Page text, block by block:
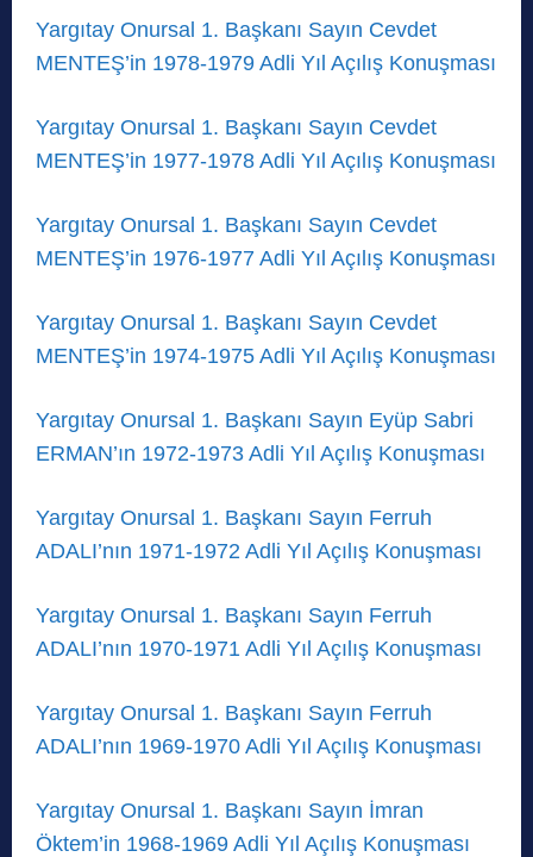
Yargıtay Onursal 1. Başkanı Sayın Cevdet
MENTEŞ’in 1978-1979 Adli Yıl Açılış Konuşması
Yargıtay Onursal 1. Başkanı Sayın Cevdet
MENTEŞ’in 1977-1978 Adli Yıl Açılış Konuşması
Yargıtay Onursal 1. Başkanı Sayın Cevdet
MENTEŞ’in 1976-1977 Adli Yıl Açılış Konuşması
Yargıtay Onursal 1. Başkanı Sayın Cevdet
MENTEŞ’in 1974-1975 Adli Yıl Açılış Konuşması
Yargıtay Onursal 1. Başkanı Sayın Eyüp Sabri
ERMAN’ın 1972-1973 Adli Yıl Açılış Konuşması
Yargıtay Onursal 1. Başkanı Sayın Ferruh
ADALI’nın 1971-1972 Adli Yıl Açılış Konuşması
Yargıtay Onursal 1. Başkanı Sayın Ferruh
ADALI’nın 1970-1971 Adli Yıl Açılış Konuşması
Yargıtay Onursal 1. Başkanı Sayın Ferruh
ADALI’nın 1969-1970 Adli Yıl Açılış Konuşması
Yargıtay Onursal 1. Başkanı Sayın İmran
Öktem’in 1968-1969 Adli Yıl Açılış Konuşması